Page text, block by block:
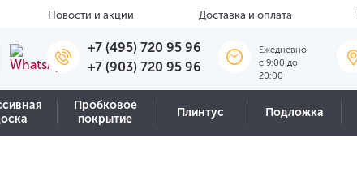
Новости и акции Доставка и оплата
+7 (495) 720 95 96
+7 (903) 720 95 96
Ежедневно
c 9:00 до
20:00
Пробковое
покрытие
Плинтус Подложка